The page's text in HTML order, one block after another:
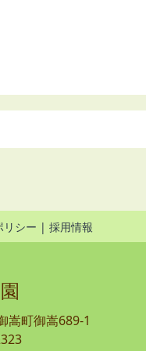
リシー 採用情報
嵩町御嵩689-1